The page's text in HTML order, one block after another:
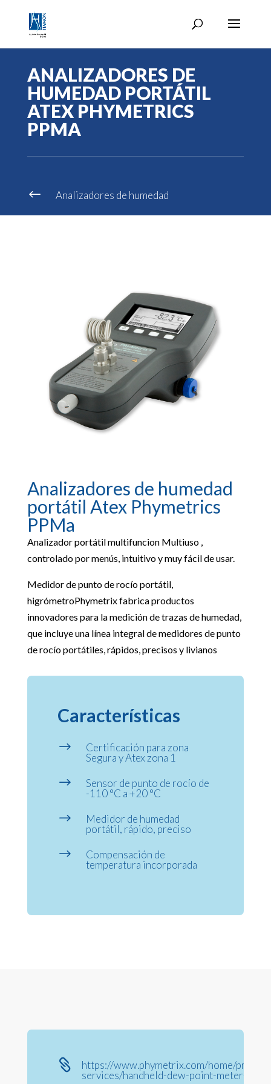
ANALIZADORES DE
HUMEDAD PORTÁTIL
ATEX PHYMETRICS
PPMA
# Analizadores de humedad
Analizadores de humedad
portátil Atex Phymetrics
PPMa
Analizador portátil multifuncion Multiuso ,
controlado por menús, intuitivo y muy fácil de usar.
Medidor de punto de rocío portátil,
higrómetroPhymetrix fabrica productos
innovadores para la medición de trazas de humedad,
que incluye una línea integral de medidores de punto
de rocío portátiles, rápidos, precisos y livianos
Características
$
Certificación para zona
Segura y Atex zona 1
$
Sensor de punto de rocío de
-110 °C a +20 °C
$
Medidor de humedad
portátil, rápido, preciso
$
Compensación de
temperatura incorporada

https://www.phymetrix.com/home/
services/handheld-dew-point-meter-